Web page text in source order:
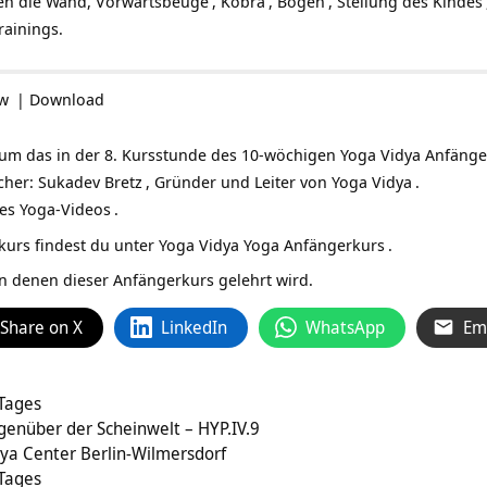
| Download
das in der 8. Kursstunde des 10-wöchigen Yoga Vidya
Sukadev Bretz , Gründer und Leiter von Yoga Vidya .
Yoga-Videos .
findest du unter Yoga Vidya Yoga Anfängerkurs .
denen dieser Anfängerkurs gelehrt wird.
Share on X LinkedIn WhatsApp
der Scheinwelt – HYP.IV.9
Center Berlin-Wilmersdorf